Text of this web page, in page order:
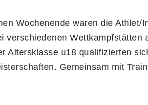
Wochenende waren die Athlet/
verschiedenen Wettkampfstätten
Altersklasse u18 qualifizierten
Gemeinsam mit